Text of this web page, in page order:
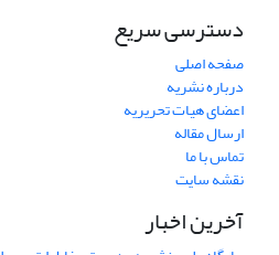
دسترسی سریع
صفحه اصلی
درباره نشریه
اعضای هیات تحریریه
ارسال مقاله
تماس با ما
نقشه سایت
آخرین اخبار